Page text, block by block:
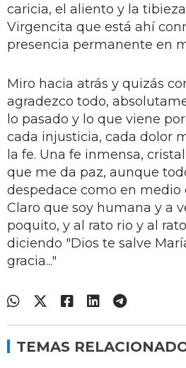
caricia, el aliento y la
Virgencita que está ahí
presencia permanente en
Miro hacia atrás y quizás
agradezco todo,
lo pasado y lo que viene
cada injusticia, cada dolor
la fe. Una fe inmensa,
que me da paz, aunque
despedace como en medio
Claro que soy humana y a
poquito, y al rato rio y al
diciendo "Dios te salve
gracia..."
TEMAS